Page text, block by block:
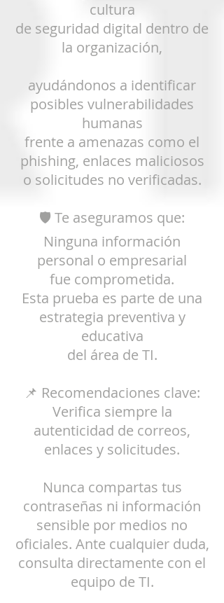
cultura
de seguridad digital dentro de
la organización,
ayudándonos a identificar
posibles vulnerabilidades
humanas
frente a amenazas como el
phishing, enlaces maliciosos
o solicitudes no verificadas.
🛡️ Te aseguramos que:
Ninguna información
personal o empresarial
fue comprometida.
Esta prueba es parte de una
estrategia preventiva y
educativa
del área de TI.
📌 Recomendaciones clave:
Verifica siempre la
autenticidad de correos,
enlaces y solicitudes.
Nunca compartas tus
contraseñas ni información
sensible por medios no
oficiales. Ante cualquier duda,
consulta directamente con el
equipo de TI.